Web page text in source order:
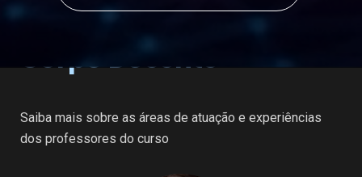
Corpo Docente
Saiba mais sobre as áreas de atuação e experiências
dos professores do curso